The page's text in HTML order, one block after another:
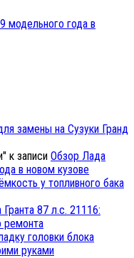
модельного года в
замены на Сузуки Гранд
к записи Обзор Лада
в новом кузове
у топливного бака
87 л.с. 21116:
ремонта
головки блока
руками